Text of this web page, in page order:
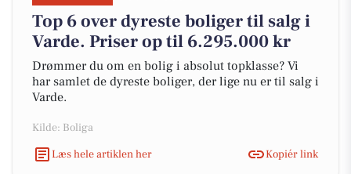
Top 6 over dyreste boliger til salg i
Varde. Priser op til 6.295.000 kr
Drømmer du om en bolig i absolut topklasse? Vi
har samlet de dyreste boliger, der lige nu er til salg i
Varde.
Kilde: Boliga
Læs hele artiklen her
Kopiér link